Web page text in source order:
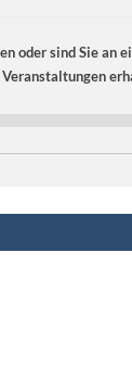
oder sind Sie an